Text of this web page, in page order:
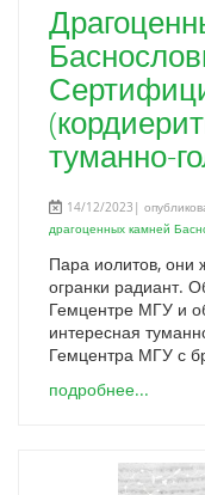
туманно-
14/12/2023|
драгоценных камней
Пара иолитов, они
огранки радиант.
Гемцентре МГУ и
интересная
Гемцентра МГУ с
подробнее...